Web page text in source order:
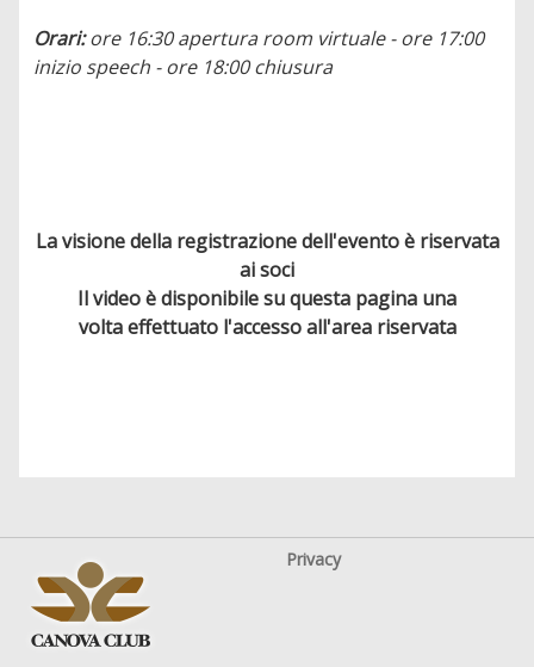
Orari:ore 16:30 apertura room virtuale - ore 17:00
inizio speech - ore 18:00 chiusura
La visione della registrazione dell'evento è riservata
ai soci
Il video è disponibile su questa pagina una
volta effettuato l'accesso all'area riservata
Privacy